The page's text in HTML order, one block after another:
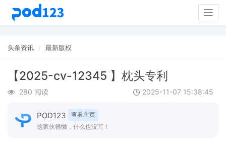
头条资讯 最新版权
【2025-cv-12345 】枕头专利
280 阅读 2025-11-07 15:38:45
POD123
查看主页
这家伙很懒，什么也没写！